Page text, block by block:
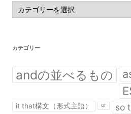
カ
テ
ゴ
カテゴリー
andの並べるもの
it that構文（形式主語） or so